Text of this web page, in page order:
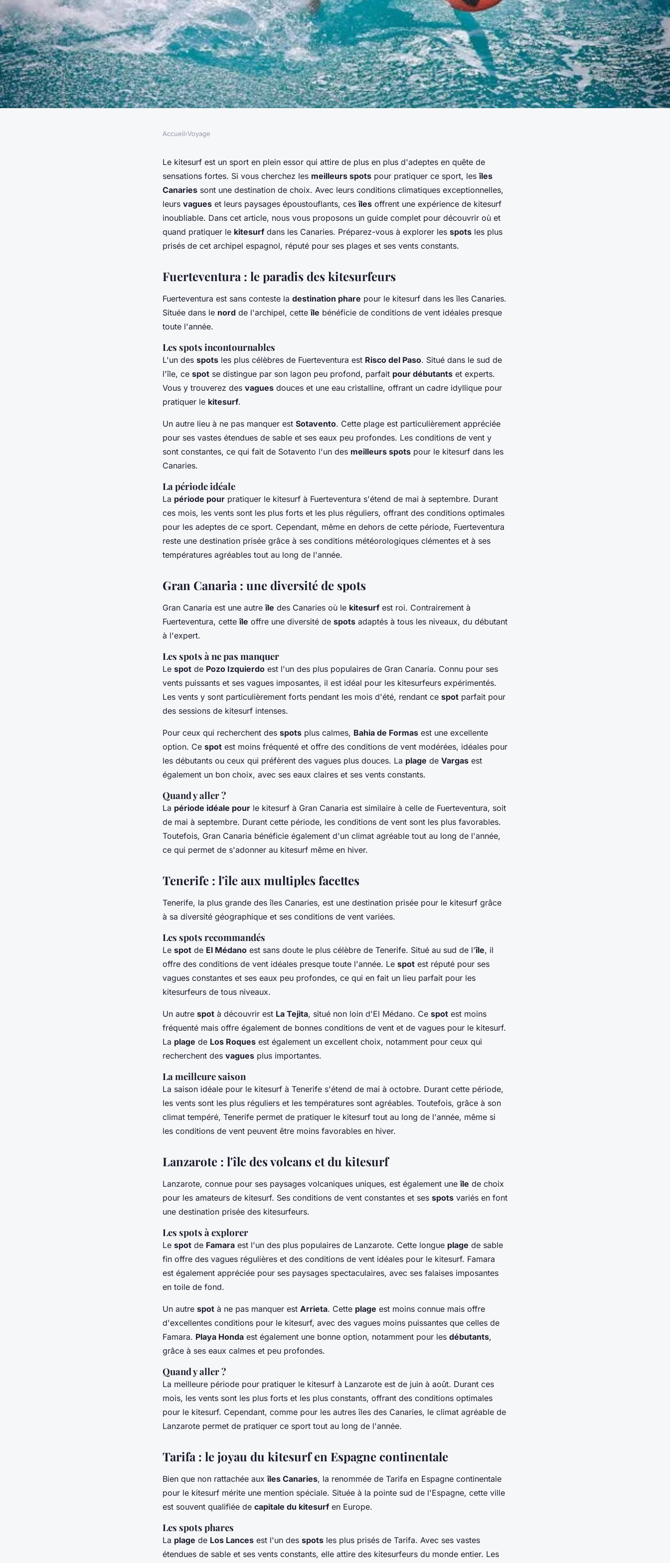
Où trouver les meilleurs spots pour le
kite surf dans les îles Canaries :
conseils et saisons idéales ?
Accueil›Voyage
Le kitesurf est un sport en plein essor qui attire de plus en plus d'adeptes en quête de
sensations fortes. Si vous cherchez les meilleurs spots pour pratiquer ce sport, lesîles
Canaries sont une destination de choix. Avec leurs conditions climatiques exceptionnelles,
leurs vagues et leurs paysages époustouflants, cesîles offrent une expérience de kitesurf
inoubliable. Dans cet article, nous vous proposons un guide complet pour découvrir où et
quand pratiquer le kitesurf dans les Canaries. Préparez-vous à explorer les spots les plus
prisés de cet archipel espagnol, réputé pour ses plages et ses vents constants.
Fuerteventura : le paradis des kitesurfeurs
Fuerteventura est sans conteste la destination phare pour le kitesurf dans les îles Canaries.
Située dans le nord de l'archipel, cetteîle bénéficie de conditions de vent idéales presque
toute l'année.
Les spots incontournables
L'un des spots les plus célèbres de Fuerteventura est Risco del Paso. Situé dans le sud de
l'île, ce spot se distingue par son lagon peu profond, parfait pour débutants et experts.
Vous y trouverez des vagues douces et une eau cristalline, offrant un cadre idyllique pour
pratiquer le kitesurf.
Un autre lieu à ne pas manquer est Sotavento. Cette plage est particulièrement appréciée
pour ses vastes étendues de sable et ses eaux peu profondes. Les conditions de vent y
sont constantes, ce qui fait de Sotavento l'un des meilleurs spots pour le kitesurf dans les
Canaries.
La période idéale
La période pour pratiquer le kitesurf à Fuerteventura s'étend de mai à septembre. Durant
ces mois, les vents sont les plus forts et les plus réguliers, offrant des conditions optimales
pour les adeptes de ce sport. Cependant, même en dehors de cette période, Fuerteventura
reste une destination prisée grâce à ses conditions météorologiques clémentes et à ses
températures agréables tout au long de l'année.
Gran Canaria : une diversité de spots
Gran Canaria est une autreîle des Canaries où le kitesurf est roi. Contrairement à
Fuerteventura, cetteîle offre une diversité de spots adaptés à tous les niveaux, du débutant
à l'expert.
Les spots à ne pas manquer
Le spot de Pozo Izquierdo est l'un des plus populaires de Gran Canaria. Connu pour ses
vents puissants et ses vagues imposantes, il est idéal pour les kitesurfeurs expérimentés.
Les vents y sont particulièrement forts pendant les mois d'été, rendant ce spot parfait pour
des sessions de kitesurf intenses.
Pour ceux qui recherchent des spots plus calmes, Bahia de Formas est une excellente
option. Ce spot est moins fréquenté et offre des conditions de vent modérées, idéales pour
les débutants ou ceux qui préfèrent des vagues plus douces. La plage de Vargas est
également un bon choix, avec ses eaux claires et ses vents constants.
Quand y aller ?
La période idéale pour le kitesurf à Gran Canaria est similaire à celle de Fuerteventura, soit
de mai à septembre. Durant cette période, les conditions de vent sont les plus favorables.
Toutefois, Gran Canaria bénéficie également d'un climat agréable tout au long de l'année,
ce qui permet de s'adonner au kitesurf même en hiver.
Tenerife : l'île aux multiples facettes
Tenerife, la plus grande des îles Canaries, est une destination prisée pour le kitesurf grâce
à sa diversité géographique et ses conditions de vent variées.
Les spots recommandés
Le spot de El Médano est sans doute le plus célèbre de Tenerife. Situé au sud de l'île, il
offre des conditions de vent idéales presque toute l'année. Le spot est réputé pour ses
vagues constantes et ses eaux peu profondes, ce qui en fait un lieu parfait pour les
kitesurfeurs de tous niveaux.
Un autre spot à découvrir est La Tejita, situé non loin d'El Médano. Ce spot est moins
fréquenté mais offre également de bonnes conditions de vent et de vagues pour le kitesurf.
La plage de Los Roques est également un excellent choix, notamment pour ceux qui
recherchent des vagues plus importantes.
La meilleure saison
La saison idéale pour le kitesurf à Tenerife s'étend de mai à octobre. Durant cette période,
les vents sont les plus réguliers et les températures sont agréables. Toutefois, grâce à son
climat tempéré, Tenerife permet de pratiquer le kitesurf tout au long de l'année, même si
les conditions de vent peuvent être moins favorables en hiver.
Lanzarote : l'île des volcans et du kitesurf
Lanzarote, connue pour ses paysages volcaniques uniques, est également uneîle de choix
pour les amateurs de kitesurf. Ses conditions de vent constantes et ses spots variés en font
une destination prisée des kitesurfeurs.
Les spots à explorer
Le spot de Famara est l'un des plus populaires de Lanzarote. Cette longue plage de sable
fin offre des vagues régulières et des conditions de vent idéales pour le kitesurf. Famara
est également appréciée pour ses paysages spectaculaires, avec ses falaises imposantes
en toile de fond.
Un autre spot à ne pas manquer est Arrieta. Cette plage est moins connue mais offre
d'excellentes conditions pour le kitesurf, avec des vagues moins puissantes que celles de
Famara. Playa Honda est également une bonne option, notamment pour les débutants,
grâce à ses eaux calmes et peu profondes.
Quand y aller ?
La meilleure période pour pratiquer le kitesurf à Lanzarote est de juin à août. Durant ces
mois, les vents sont les plus forts et les plus constants, offrant des conditions optimales
pour le kitesurf. Cependant, comme pour les autres îles des Canaries, le climat agréable de
Lanzarote permet de pratiquer ce sport tout au long de l'année.
Tarifa : le joyau du kitesurf en Espagne continentale
Bien que non rattachée auxîles Canaries, la renommée de Tarifa en Espagne continentale
pour le kitesurf mérite une mention spéciale. Située à la pointe sud de l'Espagne, cette ville
est souvent qualifiée de capitale du kitesurf en Europe.
Les spots phares
La plage de Los Lances est l'un des spots les plus prisés de Tarifa. Avec ses vastes
étendues de sable et ses vents constants, elle attire des kitesurfeurs du monde entier. Les